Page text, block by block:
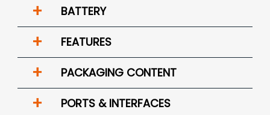
+ BATTERY
+ FEATURES
+ PACKAGING CONTENT
+ PORTS & INTERFACES